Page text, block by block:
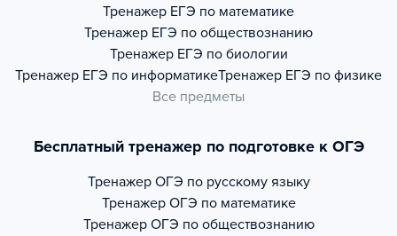
Тренажер ЕГЭ по математике
Тренажер ЕГЭ по обществознанию
Тренажер ЕГЭ по биологии
Тренажер ЕГЭ по информатикеТренажер ЕГЭ по физике
Все предметы
Бесплатный тренажер по подготовке к ОГЭ
Тренажер ОГЭ по русскому языку
Тренажер ОГЭ по математике
Тренажер ОГЭ по обществознанию